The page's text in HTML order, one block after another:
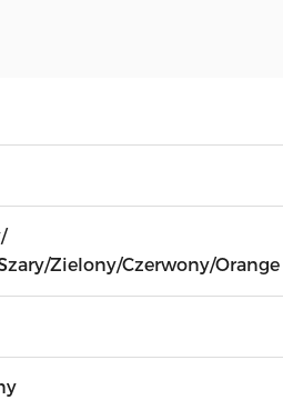
Zielony/Czerwony/Orange